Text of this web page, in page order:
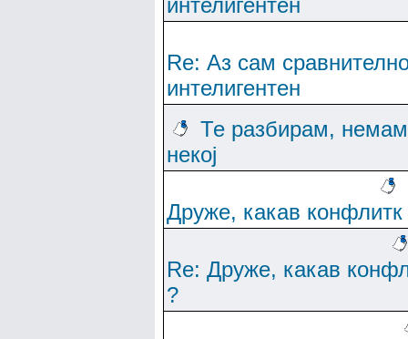
интелигентен
Re: Аз сам
интелигентен
Те разбирам, немам
некој
Друже, какав конфлитк
Re: Друже, какав
?